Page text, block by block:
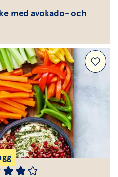
med avokado- och